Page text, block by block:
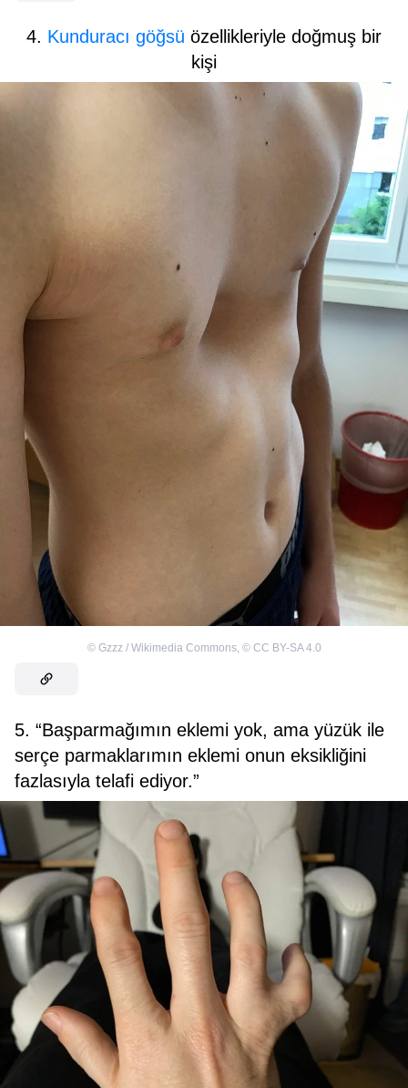
4. Kunduracı göğsü özellikleriyle doğmuş bir
kişi
© Gzzz / Wikimedia Commons, © CC BY-SA 4.0
5. “Başparmağımın eklemi yok, ama yüzük ile
serçe parmaklarımın eklemi onun eksikliğini
fazlasıyla telafi ediyor.”